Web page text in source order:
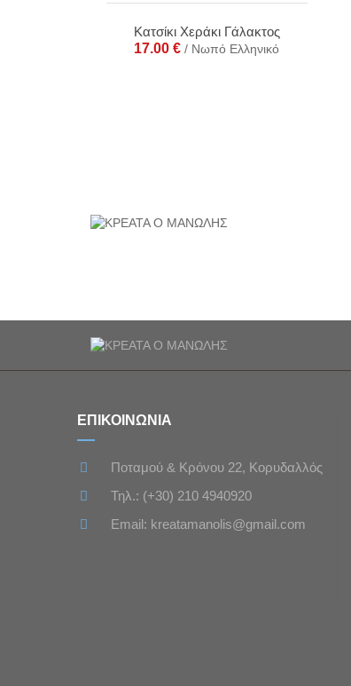
Κατσίκι Χεράκι Γάλακτος
17.00€ / Νωπό Ελληνικό
ΕΠΙΚΟΙΝΩΝΙΑ
Ποταμού & Κρόνου 22, Κορυδαλλός
Τηλ.: (+30) 210 4940920
Email: kreatamanolis@gmail.com